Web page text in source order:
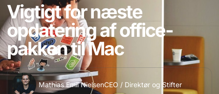
Vigtigt for næste
opdatering af office-
pakken til Mac
Mathias Emil NielsenCEO / Direktør og Stifter